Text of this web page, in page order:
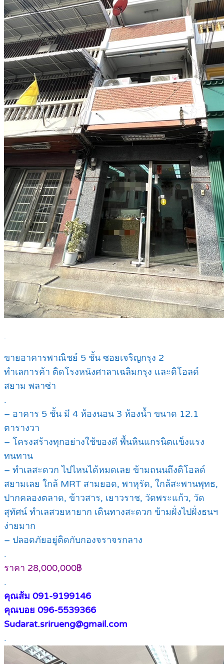
.
ขายอาคารพาณิชย์ 5 ชั้น ซอยเจริญกรุง 2
ทำเลการค้า ติดโรงหนังศาลาเฉลิมกรุง และดิโอลด์
สยาม พลาซ่า
.
– อาคาร 5 ชั้น มี 4 ห้องนอน 3 ห้องน้ำ ขนาด 12.1
ตารางวา
– โครงสร้างทุกอย่างใช้ของดี พื้นหินแกรนิตแข็งแรง
ทนทาน
– ทำเลสะดวก ไปไหนได้หมดเลย ข้ามถนนถึงดิโอลด์
สยามเลย ใกล้ MRT สามยอด, พาหุรัด, ใกล้สะพานพุทธ,
ปากคลองตลาด, ข้าวสาร, เยาวราช, วัดพระแก้ว, วัด
สุทัศน์ ทำเลสวยหายาก เดินทางสะดวก ข้ามฝั่งไปฝั่งธนฯ
ง่ายมาก
– ปลอดภัยอยู่ติดกับกองจราจรกลาง
.
ราคา 28,000,000฿
.
คุณส้ม 091-9199146
คุณบอย 096-5539366
Sudarat.srirueng@gmail.com
.